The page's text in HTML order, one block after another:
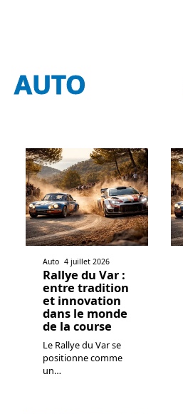
AUTO
Auto 4 juillet 2026
Rallye du Var :
entre tradition
et innovation
dans le monde
de la course
Le Rallye du Var se
positionne comme
un…